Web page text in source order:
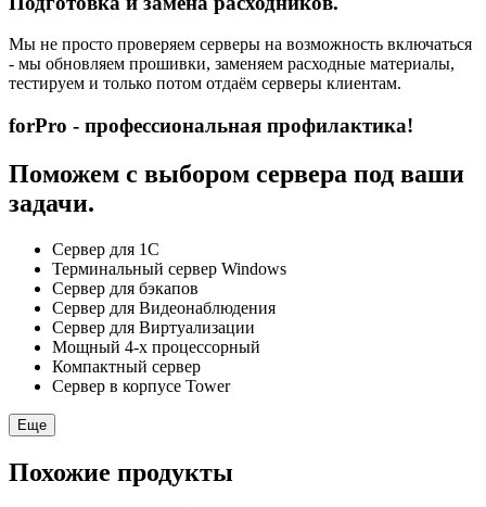
Мы не просто проверяем серверы на возможность включаться
- мы обновляем прошивки, заменяем расходные материалы,
тестируем и только потом отдаём серверы клиентам.
forPro - профессиональная профилактика!
Поможем с выбором сервера под ваши
задачи.
Сервер для 1С
Терминальный сервер Windows
Сервер для бэкапов
Сервер для Видеонаблюдения
Сервер для Виртуализации
Мощный 4-х процессорный
Компактный сервер
Сервер в корпусе Tower
Еще
Похожие продукты